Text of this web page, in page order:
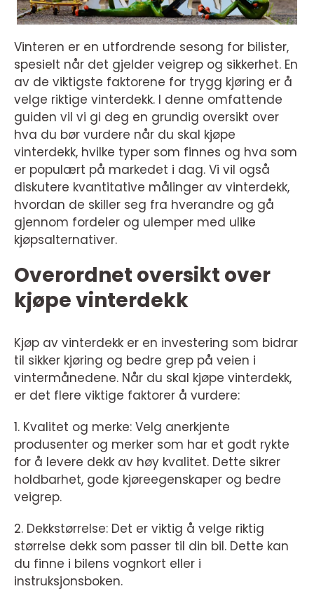
Vinteren er en utfordrende sesong for bilister,
spesielt når det gjelder veigrep og sikkerhet. En
av de viktigste faktorene for trygg kjøring er å
velge riktige vinterdekk. I denne omfattende
guiden vil vi gi deg en grundig oversikt over
hva du bør vurdere når du skal kjøpe
vinterdekk, hvilke typer som finnes og hva som
er populært på markedet i dag. Vi vil også
diskutere kvantitative målinger av vinterdekk,
hvordan de skiller seg fra hverandre og gå
gjennom fordeler og ulemper med ulike
kjøpsalternativer.
Overordnet oversikt over
kjøpe vinterdekk
Kjøp av vinterdekk er en investering som bidrar
til sikker kjøring og bedre grep på veien i
vintermånedene. Når du skal kjøpe vinterdekk,
er det flere viktige faktorer å vurdere:
1. Kvalitet og merke: Velg anerkjente
produsenter og merker som har et godt rykte
for å levere dekk av høy kvalitet. Dette sikrer
holdbarhet, gode kjøreegenskaper og bedre
veigrep.
2. Dekkstørrelse: Det er viktig å velge riktig
størrelse dekk som passer til din bil. Dette kan
du finne i bilens vognkort eller i
instruksjonsboken.